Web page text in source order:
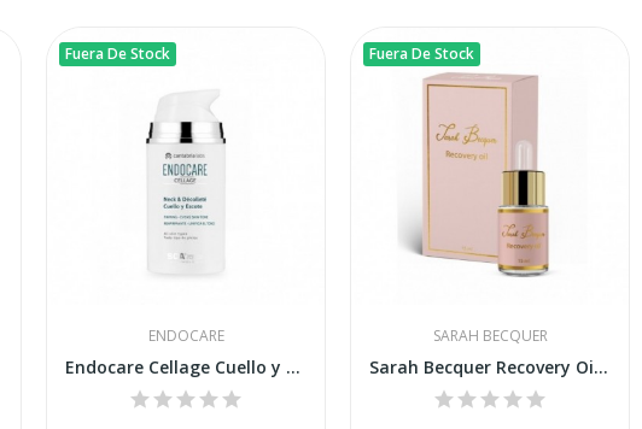
Fuera De Stock
ENDOCARE
Endocare Cellage Cuello y Escote Reafirmante 80ml
Fuera De Stock
SARAH BECQUER
Sarah Becquer Recovery Oil 15ml